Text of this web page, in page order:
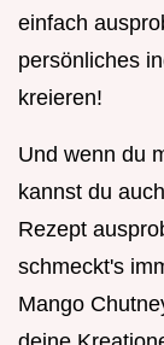
einfach
persönliches
kreieren!
Und wenn du
kannst du
Rezept
schmeckt's
Mango